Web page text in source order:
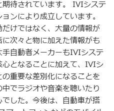
待されています。 IVIシステ
ンにより成立しています。
けではなく、大量の情報が
次々と物に加えた情報がも
自動者メーカーもIVIシステ
となることに加えて、IVIシ
重要な差別化になることを
でラジオや音楽を聴いたり
した。今後は、自動車が搭